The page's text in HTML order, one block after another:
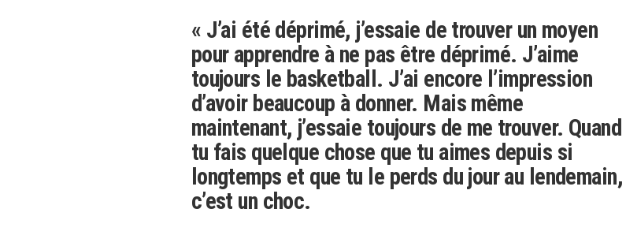
« J’ai été déprimé, j’essaie de trouver un moyen
pour apprendre à ne pas être déprimé. J’aime
toujours le basketball. J’ai encore l’impression
d’avoir beaucoup à donner. Mais même
maintenant, j’essaie toujours de me trouver. Quand
tu fais quelque chose que tu aimes depuis si
longtemps et que tu le perds du jour au lendemain,
c’est un choc.